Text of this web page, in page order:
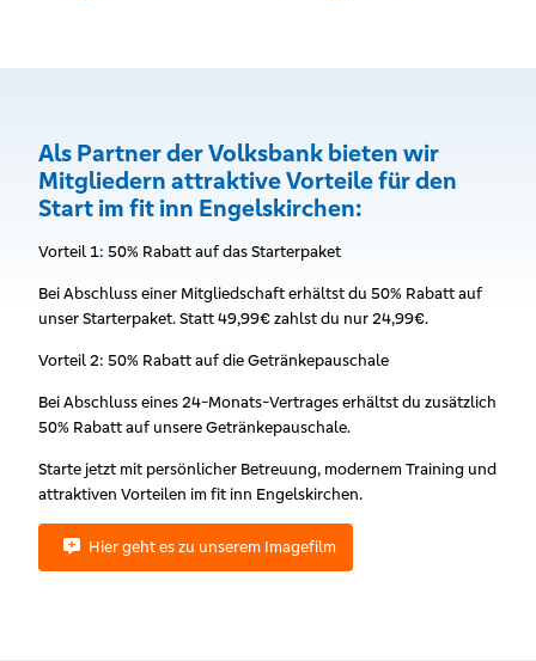
Als Partner der Volksbank bieten wir
Mitgliedern attraktive Vorteile für den
Start im fit inn Engelskirchen:
Vorteil 1: 50% Rabatt auf das Starterpaket
Bei Abschluss einer Mitgliedschaft erhältst du 50% Rabatt auf
unser Starterpaket. Statt 49,99€ zahlst du nur 24,99€.
Vorteil 2: 50% Rabatt auf die Getränkepauschale
Bei Abschluss eines 24-Monats-Vertrages erhältst du zusätzlich
50% Rabatt auf unsere Getränkepauschale.
Starte jetzt mit persönlicher Betreuung, modernem Training und
attraktiven Vorteilen im fit inn Engelskirchen.
Hier geht es zu unserem Imagefilm